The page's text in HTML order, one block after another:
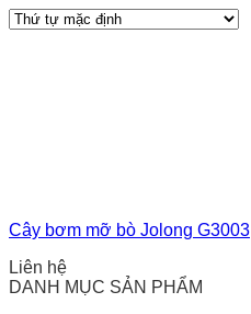
Cây bơm mỡ bò Jolong G3003
Liên hệ
DANH MỤC SẢN PHẨM